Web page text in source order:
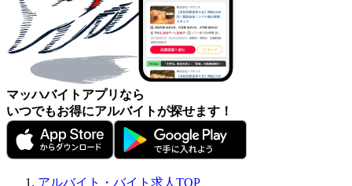
マッハバイトアプリなら
いつでもお得にアルバイトが探せます！
アルバイト・バイト求人TOP